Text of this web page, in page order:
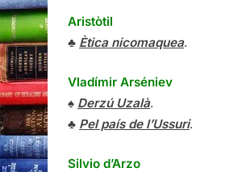
Aristòtil
♣ Ètica nicomaquea.
Vladímir Arséniev
♠ Derzú Uzalà.
♣ Pel país de l’Ussuri.
Silvio d’Arzo